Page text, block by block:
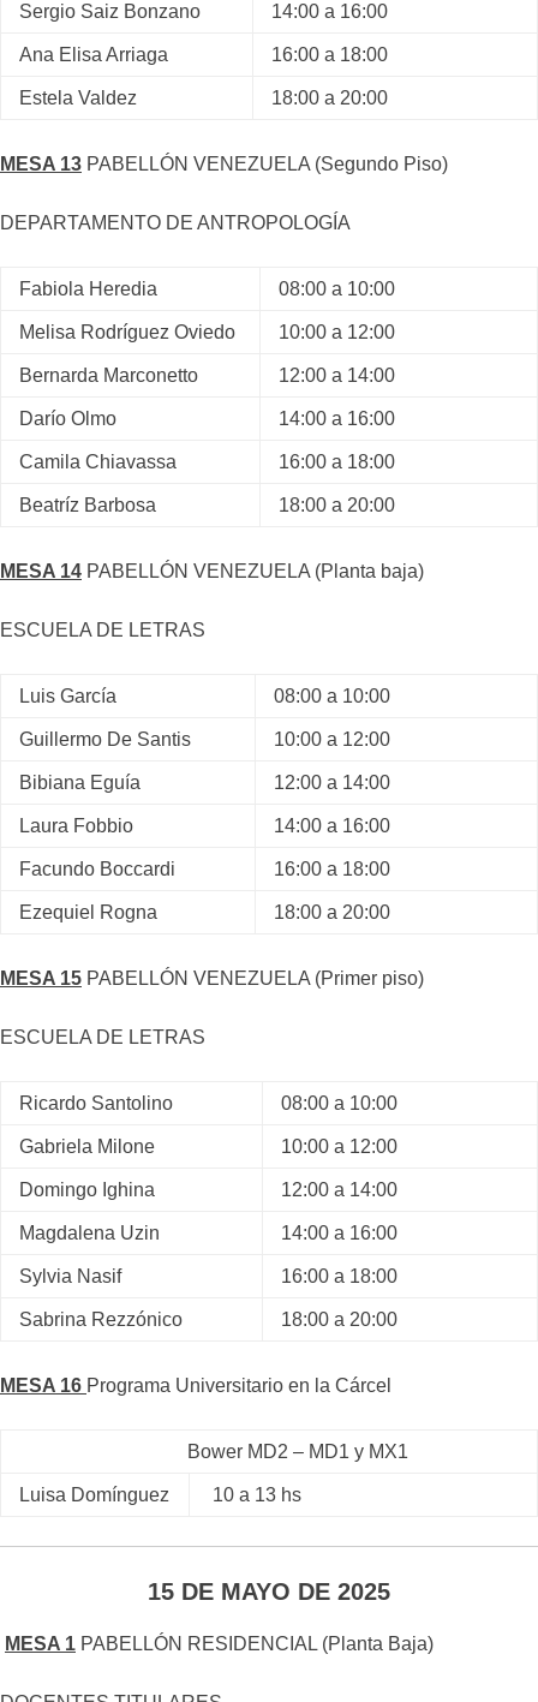
Sergio Saiz Bonzano 14:00 a 16:00
Ana Elisa Arriaga 16:00 a 18:00
Estela Valdez 18:00 a 20:00
MESA 13 PABELLÓN VENEZUELA (Segundo Piso)
DEPARTAMENTO DE ANTROPOLOGÍA
Fabiola Heredia 08:00 a 10:00
Melisa Rodríguez Oviedo 10:00 a 12:00
Bernarda Marconetto 12:00 a 14:00
Darío Olmo 14:00 a 16:00
Camila Chiavassa 16:00 a 18:00
Beatríz Barbosa 18:00 a 20:00
MESA 14 PABELLÓN VENEZUELA (Planta baja)
ESCUELA DE LETRAS
Luis García 08:00 a 10:00
Guillermo De Santis 10:00 a 12:00
Bibiana Eguía 12:00 a 14:00
Laura Fobbio 14:00 a 16:00
Facundo Boccardi 16:00 a 18:00
Ezequiel Rogna 18:00 a 20:00
MESA 15 PABELLÓN VENEZUELA (Primer piso)
ESCUELA DE LETRAS
Ricardo Santolino 08:00 a 10:00
Gabriela Milone 10:00 a 12:00
Domingo Ighina 12:00 a 14:00
Magdalena Uzin 14:00 a 16:00
Sylvia Nasif 16:00 a 18:00
Sabrina Rezzónico 18:00 a 20:00
MESA 16 Programa Universitario en la Cárcel
Bower MD2 – MD1 y MX1
Luisa Domínguez 10 a 13 hs
15 DE MAYO DE 2025
MESA 1 PABELLÓN RESIDENCIAL (Planta Baja)